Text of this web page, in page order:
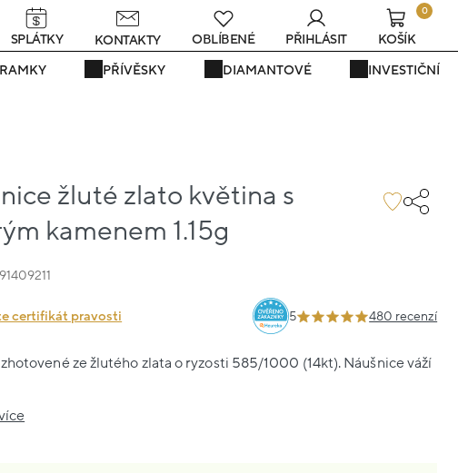
: 25s
PŘÍVĚSKY DIAMANTOVÉ INVESTIČNÍ
SPLÁTKY KONTAKTY OBLÍBENÉ PŘIHLÁSIT
0
KOŠÍK
žluté zlato květina s
kamenem 1.15g
certifikát pravosti 5 480 recenzí
ze žlutého zlata o ryzosti 585/1000 (14kt). Náušnice váží